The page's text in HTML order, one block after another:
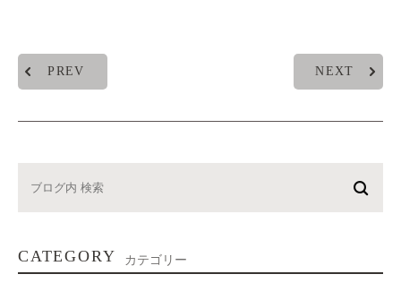
PREV NEXT
CATEGORY カテゴリー